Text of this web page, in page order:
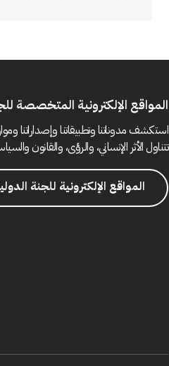
المواقع الإلكترونية المتخصصة
استكشف مدوناتنا وتطبيقاتنا وإصداراتنا
تتناول الأثر الإنساني، والرؤى، والقانون
المواقع الإلكترونية للجنة